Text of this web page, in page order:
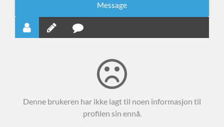
Message
Denne brukeren har ikke lagt til noen informasjon til
profilen sin ennå.